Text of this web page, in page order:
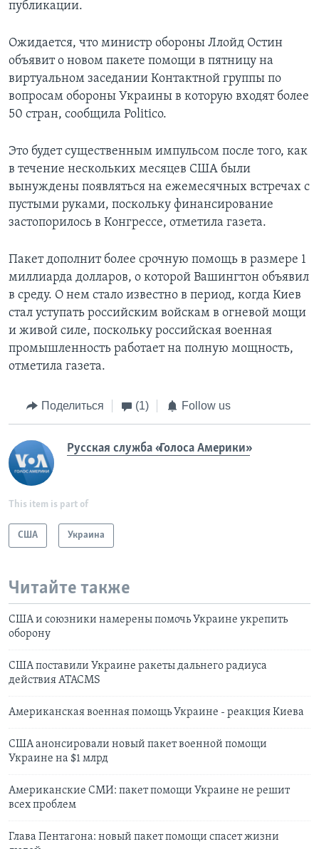
публикации.
Ожидается, что министр обороны Ллойд Остин
объявит о новом пакете помощи в пятницу на
виртуальном заседании Контактной группы по
вопросам обороны Украины в которую входят более
50 стран, сообщила Politico.
Это будет существенным импульсом после того, как
в течение нескольких месяцев США были
вынуждены появляться на ежемесячных встречах с
пустыми руками, поскольку финансирование
застопорилось в Конгрессе, отметила газета.
Пакет дополнит более срочную помощь в размере 1
миллиарда долларов, о которой Вашингтон объявил
в среду. О нем стало известно в период, когда Киев
стал уступать российским войскам в огневой мощи
и живой силе, поскольку российская военная
промышленность работает на полную мощность,
отметила газета.
Поделиться (1) Follow us
Русская служба «Голоса Америки»
This item is part of
США Украина
Читайте также
США и союзники намерены помочь Украине укрепить
оборону
США поставили Украине ракеты дальнего радиуса
действия ATACMS
Американская военная помощь Украине - реакция Киева
США анонсировали новый пакет военной помощи
Украине на $1 млрд
Американские СМИ: пакет помощи Украине не решит
всех проблем
Глава Пентагона: новый пакет помощи спасет жизни